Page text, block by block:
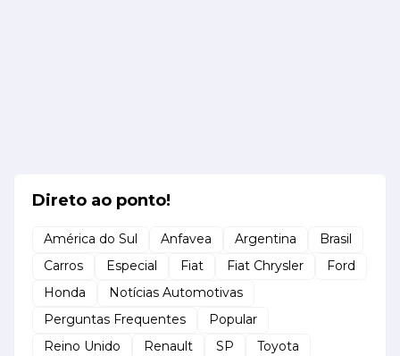
Direto ao ponto!
América do Sul Anfavea Argentina
Brasil
Carros
Especial Fiat Fiat Chrysler
Ford
Honda
Notícias Automotivas
Perguntas Frequentes
Popular
Reino Unido
Renault SP
Toyota